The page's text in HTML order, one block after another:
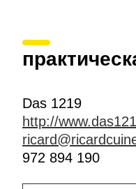
Das 1219
http://
972 894 190